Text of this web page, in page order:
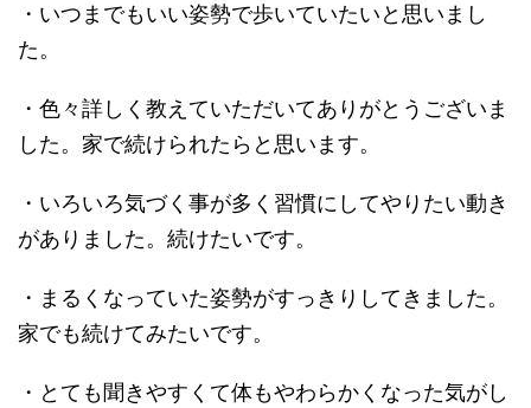
・いつまでもいい姿勢で歩いていたいと思いまし
た。
・色々詳しく教えていただいてありがとうございま
した。家で続けられたらと思います。
・いろいろ気づく事が多く習慣にしてやりたい動き
がありました。続けたいです。
・まるくなっていた姿勢がすっきりしてきました。
家でも続けてみたいです。
・とても聞きやすくて体もやわらかくなった気がし